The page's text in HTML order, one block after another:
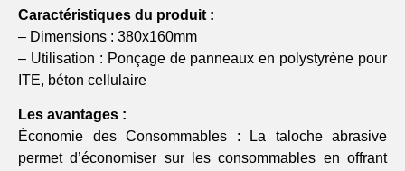
Caractéristiques du produit :
– Dimensions : 380x160mm
– Utilisation : Ponçage de panneaux en polystyrène pour
ITE, béton cellulaire
Les avantages :
Économie des Consommables : La taloche abrasive
permet d’économiser sur les consommables en offrant